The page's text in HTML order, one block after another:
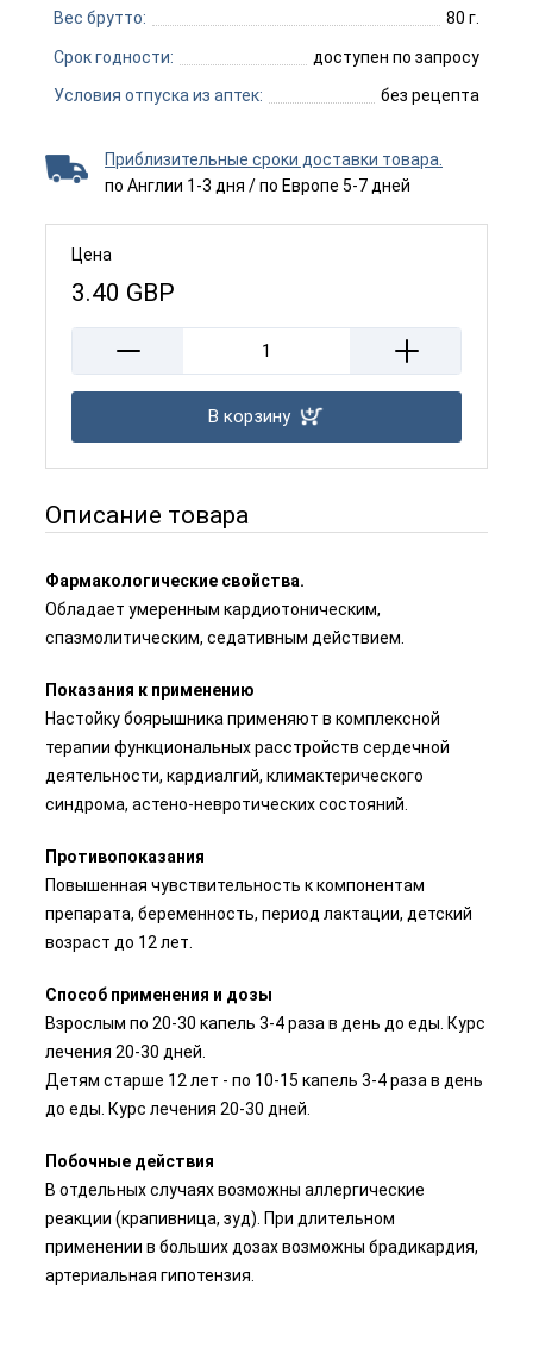
Вес брутто: 80 г.
Срок годности: доступен по запросу
Условия отпуска из аптек: без рецепта
Приблизительные сроки доставки товара.
по Англии 1-3 дня / по Европе 5-7 дней
Цена
3.40 GBP
В корзину
Описание товара
Фармакологические свойства.
Обладает умеренным кардиотоническим,
спазмолитическим, седативным действием.
Показания к применению
Настойку боярышника применяют в комплексной
терапии функциональных расстройств сердечной
деятельности, кардиалгий, климактерического
синдрома, астено-невротических состояний.
Противопоказания
Повышенная чувствительность к компонентам
препарата, беременность, период лактации, детский
возраст до 12 лет.
Способ применения и дозы
Взрослым по 20-30 капель 3-4 раза в день до еды. Курс
лечения 20-30 дней.
Детям старше 12 лет - по 10-15 капель 3-4 раза в день
до еды. Курс лечения 20-30 дней.
Побочные действия
В отдельных случаях возможны аллергические
реакции (крапивница, зуд). При длительном
применении в больших дозах возможны брадикардия,
артериальная гипотензия.